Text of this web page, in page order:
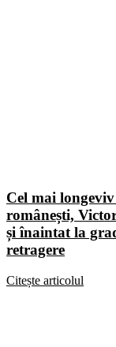
Cel mai
românești,
și înaintat la
retragere
Citește articolul